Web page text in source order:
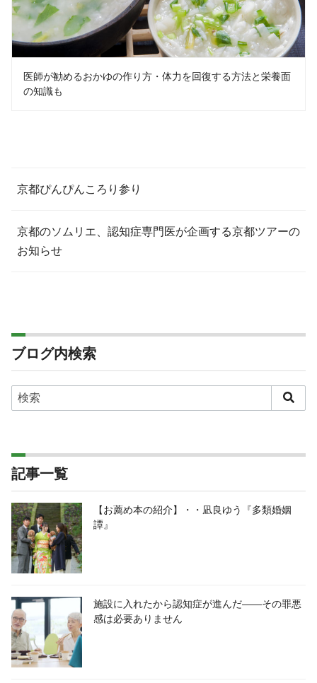
医師が勧めるおかゆの作り方・体力を回復する方法と栄養面
の知識も
京都ぴんぴんころり参り
京都のソムリエ、認知症専門医が企画する京都ツアーの
お知らせ
ブログ内検索
記事一覧
【お薦め本の紹介】・・凪良ゆう『多類婚姻
譚』
施設に入れたから認知症が進んだ――その罪悪
感は必要ありません